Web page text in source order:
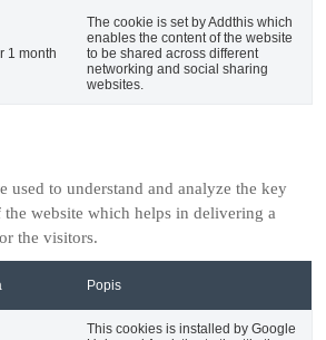
1 month
The cookie is set by Addthis which
enables the content of the website
to be shared across different
networking and social sharing
websites.
used to understand and analyze the key
website which helps in delivering a
the visitors.
Popis
This cookies is installed by Google